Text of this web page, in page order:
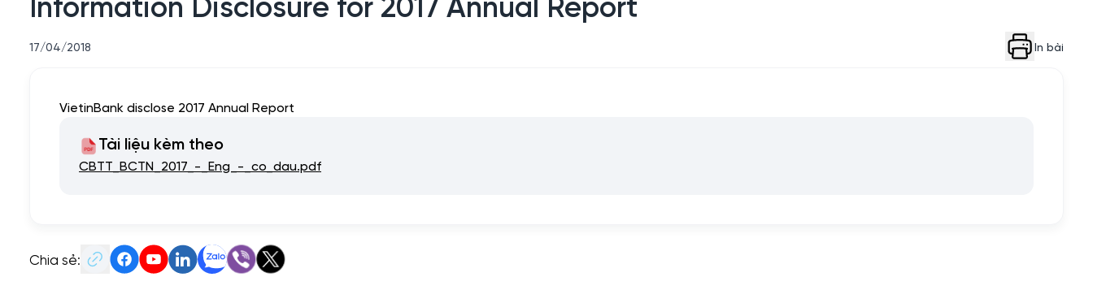
Information Disclosure for 2017 Annual Report
17/04/2018 In bài
VietinBank disclose 2017 Annual Report
Tài liệu kèm theo
CBTT_BCTN_2017_-_Eng_-_co_dau.pdf
Chia sẻ: